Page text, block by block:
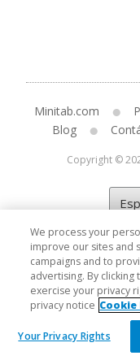
Minitab.com
Blog
Copyright ©
We process your
improve our sites and
campaigns and to
advertising. By
exercise your privacy
privacy notice Cookie
Your Privacy Rights